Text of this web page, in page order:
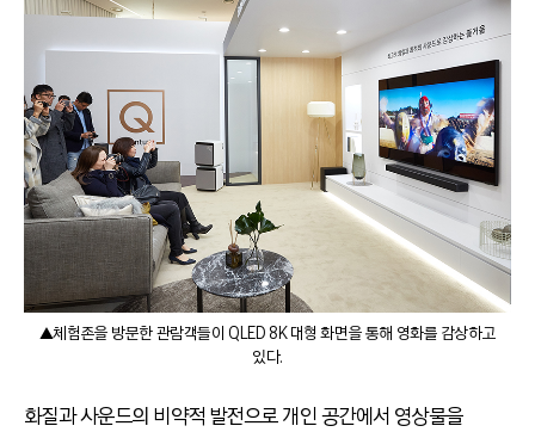
▲체험존을 방문한 관람객들이 QLED 8K 대형 화면을 통해 영화를 감상하고
있다.
화질과 사운드의 비약적 발전으로 개인 공간에서 영상물을